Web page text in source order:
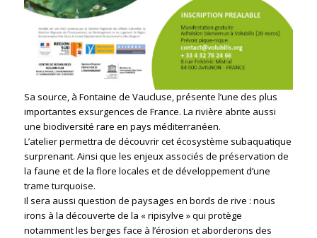
Sa source, à Fontaine de Vaucluse, présente l’une des plus
importantes exsurgences de France. La rivière abrite aussi
une biodiversité rare en pays méditerranéen.
L’atelier permettra de découvrir cet écosystème subaquatique
surprenant. Ainsi que les enjeux associés de préservation de
la faune et de la flore locales et de développement d’une
trame turquoise.
Il sera aussi question de paysages en bords de rive : nous
irons à la découverte de la « ripisylve » qui protège
notamment les berges face à l’érosion et aborderons des